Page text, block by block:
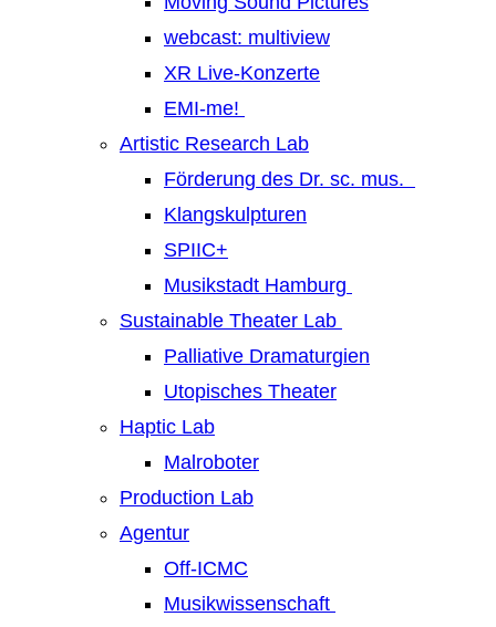
webcast: multiview
XR Live-Konzerte
EMI-me!
Artistic Research Lab
Förderung des Dr. sc. mus.
Klangskulpturen
SPIIC+
Musikstadt Hamburg
Sustainable Theater Lab
Palliative Dramaturgien
Utopisches Theater
Haptic Lab
Malroboter
Production Lab
Agentur
Off-ICMC
Musikwissenschaft